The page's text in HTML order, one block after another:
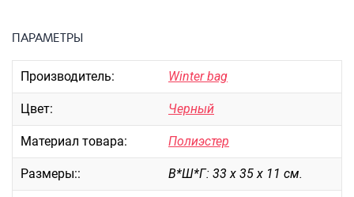
Аксессуары
ЧЕХЛЫ ДЛЯ ЧЕМОДАНОВ
Мешки для обуви
Пеналы для школы
ПАРАМЕТРЫ
Производитель: Winter bag
Цвет: Черный
Материал товара: Полиэстер
Размеры:: В*Ш*Г: 33 х 35 х 11 см.